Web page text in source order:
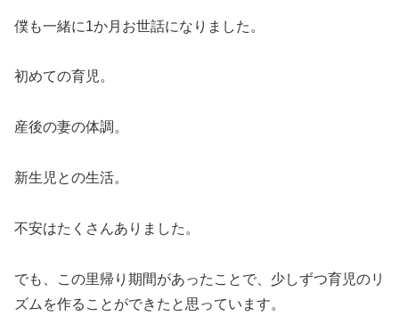
僕も一緒に1か月お世話になりました。
初めての育児。
産後の妻の体調。
新生児との生活。
不安はたくさんありました。
でも、この里帰り期間があったことで、少しずつ育児のリ
ズムを作ることができたと思っています。